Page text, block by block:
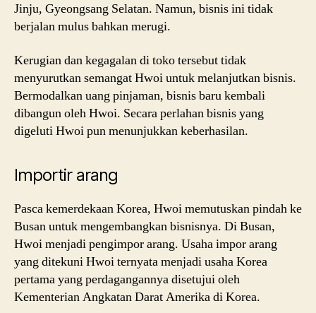
Jinju, Gyeongsang Selatan. Namun, bisnis ini tidak
berjalan mulus bahkan merugi.
Kerugian dan kegagalan di toko tersebut tidak
menyurutkan semangat Hwoi untuk melanjutkan bisnis.
Bermodalkan uang pinjaman, bisnis baru kembali
dibangun oleh Hwoi. Secara perlahan bisnis yang
digeluti Hwoi pun menunjukkan keberhasilan.
Importir arang
Pasca kemerdekaan Korea, Hwoi memutuskan pindah ke
Busan untuk mengembangkan bisnisnya. Di Busan,
Hwoi menjadi pengimpor arang. Usaha impor arang
yang ditekuni Hwoi ternyata menjadi usaha Korea
pertama yang perdagangannya disetujui oleh
Kementerian Angkatan Darat Amerika di Korea.